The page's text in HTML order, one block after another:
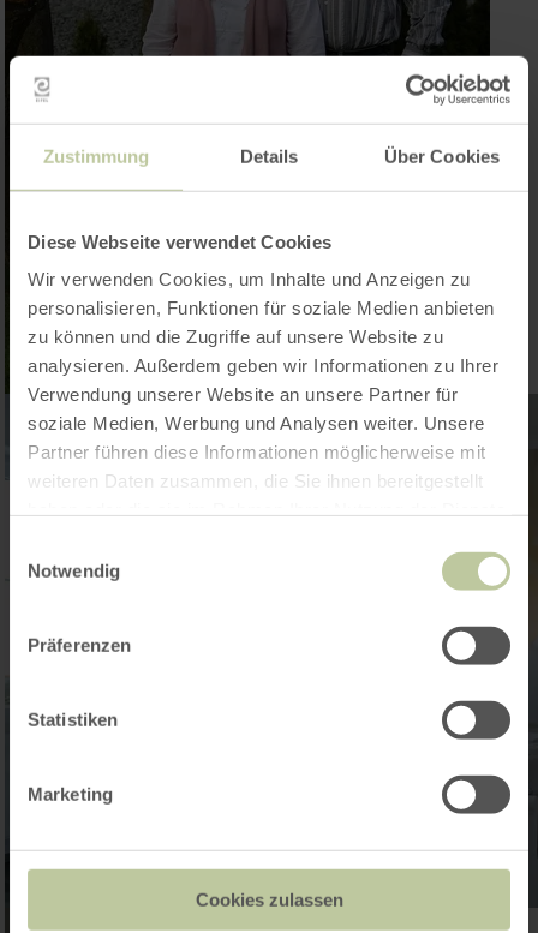
Zustimmung Details Über Cookies
Diese Webseite verwendet Cookies
Wir verwenden Cookies, um Inhalte und Anzeigen zu
personalisieren, Funktionen für soziale Medien anbieten
zu können und die Zugriffe auf unsere Website zu
analysieren. Außerdem geben wir Informationen zu Ihrer
Verwendung unserer Website an unsere Partner für
soziale Medien, Werbung und Analysen weiter. Unsere
Partner führen diese Informationen möglicherweise mit
weiteren Daten zusammen, die Sie ihnen bereitgestellt
Notwendig
Präferenzen
Statistiken
Marketing
Cookies zulassen